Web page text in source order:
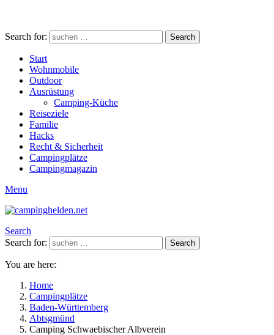
Search for: Search
Start
Wohnmobile
Outdoor
Ausrüstung
Camping-Küche
Reiseziele
Familie
Hacks
Recht & Sicherheit
Campingplätze
Campingmagazin
Menu
Search
Search for:
Search
You are here:
Home
Campingplätze
Baden-Württemberg
Abtsgmünd
Camping Schwaebischer Albverein